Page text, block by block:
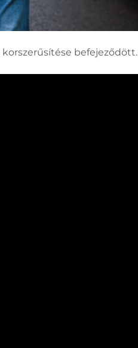
befejeződött.